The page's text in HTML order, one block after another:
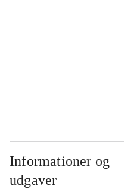
Informationer og
udgaver